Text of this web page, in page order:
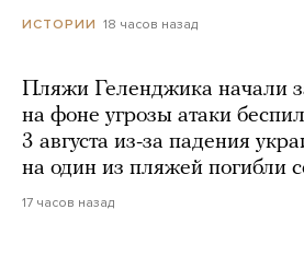
ИСТОРИИ 18 часов назад
Пляжи Геленджика начали
на фоне угрозы атаки
3 августа из-за падения
на один из пляжей погибли
17 часов назад